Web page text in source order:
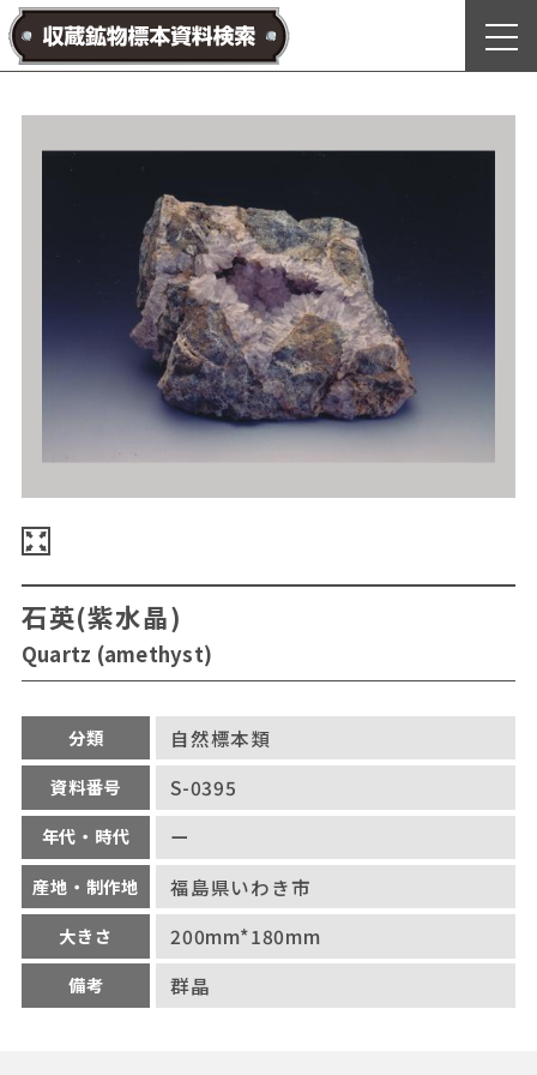
石英(紫水晶)
Quartz (amethyst)
分類 自然標本類
資料番号 S-0395
年代・時代 ー
産地・制作地 福島県いわき市
大きさ 200mm*180mm
備考 群晶